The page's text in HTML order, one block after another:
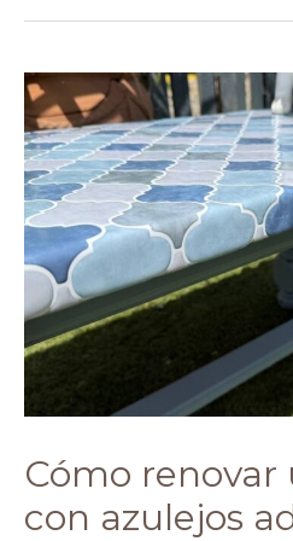
Cómo renovar
con azulejos
CÓMO
RENOVAR
UNA
MESA
CON
AZULEJOS
ADHESIVOS